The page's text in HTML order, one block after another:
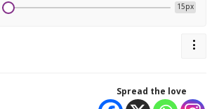
15px
Spread the love